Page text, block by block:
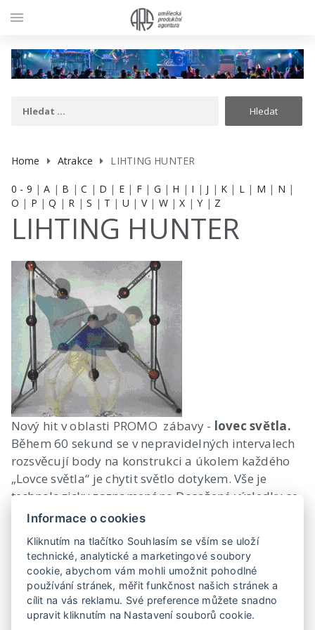
Home Atrakce LIHTING HUNTER
0 - 9 |A | B |C | D | E | F| G | H | I | J | K | L | M | N |
O | P |Q | R |S | T | U | V| W|X |Y | Z
LIHTING HUNTER
Nový hit v oblasti PROMO zábavy - lovec světla.
Během 60 sekund se v nepravidelných intervalech
rozsvěcují body na konstrukci a úkolem každého
„Lovce světla“ je chytit světlo dotykem. Vše je
technologicky zaznamenáno.Dosažené výsledky se
zaznamenávají na ukazateli.
Možno využít také jako výherní soutěž, například
za nejlepší nákupy v obchodních centrech, při
firemních dnech, out-door aktivitách podobně
menu
Informace o cookies
Kliknutím na tlačítko Souhlasím se vším se uloží
technické, analytické a marketingové soubory
cookie, abychom vám mohli umožnit pohodlné
používání stránek, měřit funkčnost našich stránek a
cílit na vás reklamu. Své preference můžete snadno
upravit kliknutím na Nastavení souborů cookie.